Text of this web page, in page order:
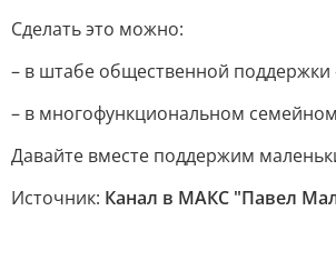
Сделать это можно:
– в штабе общественной поддержки
– в многофункциональном
Давайте вместе поддержим
Источник: Канал в МАКС "Павел